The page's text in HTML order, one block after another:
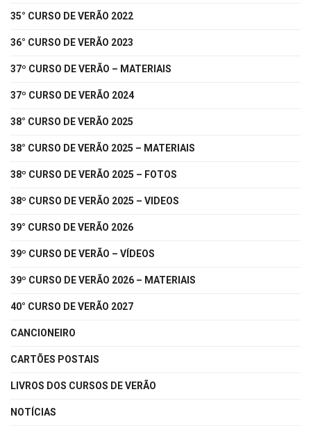
35° CURSO DE VERÃO 2022
36° CURSO DE VERÃO 2023
37º CURSO DE VERÃO – MATERIAIS
37º CURSO DE VERÃO 2024
38° CURSO DE VERÃO 2025
38° CURSO DE VERÃO 2025 – MATERIAIS
38º CURSO DE VERÃO 2025 – FOTOS
38º CURSO DE VERÃO 2025 – VIDEOS
39° CURSO DE VERÃO 2026
39º CURSO DE VERÃO – VÍDEOS
39º CURSO DE VERÃO 2026 – MATERIAIS
40° CURSO DE VERÃO 2027
CANCIONEIRO
CARTÕES POSTAIS
LIVROS DOS CURSOS DE VERÃO
NOTÍCIAS